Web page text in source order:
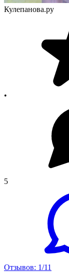
Кулепанова.ру
•
5
Отзывов: 1/11